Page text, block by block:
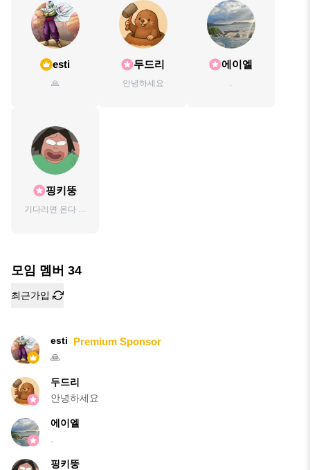
esti
🙏
두드리
안녕하세요
에이엘
.
핑키뚱
기다리면 온다 안
모임 멤버 34
최근가입
esti Premium Sponsor
🙏
두드리
안녕하세요
에이엘
핑키뚱